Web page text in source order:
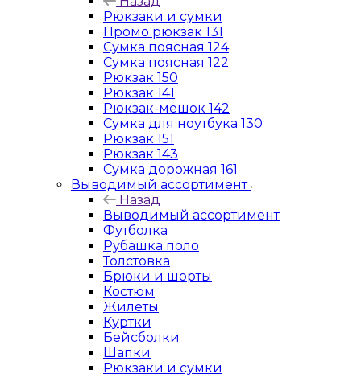
Рюкзаки и сумки
Промо рюкзак 131
Сумка поясная 124
Сумка поясная 122
Рюкзак 150
Рюкзак 141
Рюкзак-мешок 142
Сумка для ноутбука 130
Рюкзак 151
Рюкзак 143
Сумка дорожная 161
Выводимый ассортимент
Назад
Выводимый ассортимент
Футболка
Рубашка поло
Толстовка
Брюки и шорты
Костюм
Жилеты
Куртки
Бейсболки
Шапки
Рюкзаки и сумки